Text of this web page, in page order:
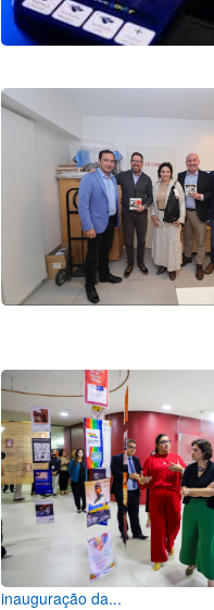
inauguração da...